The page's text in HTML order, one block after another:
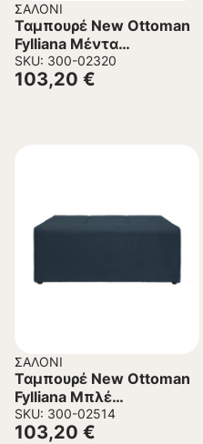
ΣΑΛΌΝΙ
Ταμπουρέ New Ottoman
Fylliana Μέντα
70x70x40 εκ.
SKU: 300-02320
103,20 €
ΣΑΛΌΝΙ
Ταμπουρέ New Ottoman
Fylliana Μπλέ
100x50x40 εκ.
SKU: 300-02514
103,20 €